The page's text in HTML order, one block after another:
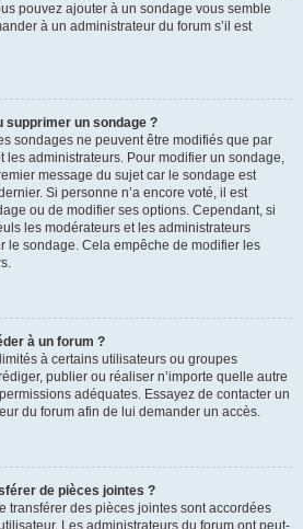
pouvez ajouter à un sondage vous semble
à un administrateur du forum s’il est
supprimer un sondage ?
sondages ne peuvent être modifiés que par
les administrateurs. Pour modifier un sondage,
message du sujet car le sondage est
Si personne n’a encore voté, il est
ou de modifier ses options. Cependant, si
les modérateurs et les administrateurs
le sondage. Cela empêche de modifier les
à un forum ?
à certains utilisateurs ou groupes
publier ou réaliser n’importe quelle autre
adéquates. Essayez de contacter un
du forum afin de lui demander un accès.
de pièces jointes ?
transférer des pièces jointes sont accordées
Les administrateurs du forum ont peut-